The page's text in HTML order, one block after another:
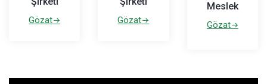
Gözat Gözat
Meslek
Gözat